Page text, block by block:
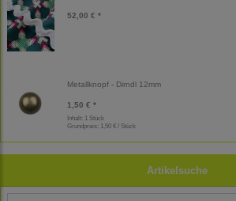
52,00 € *
Metallknopf - Dirndl 12mm
1,50 € *
Inhalt: 1 Stück
Grundpreis: 1,50 € / Stück
Artikelsuche